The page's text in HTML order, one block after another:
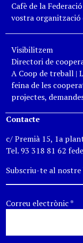
Cafè de la Federació
vostra
Visibilitzem
Directori de
A Coop de treball|
feina de les
projectes,
Contacte
c/ Premià 15, 1a
Tel. 93 318 81 62
Subscriu-te al
Correu electrònic*